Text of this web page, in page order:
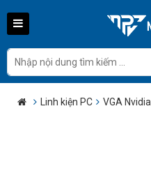
Linh kiện PC VGA Nvidia